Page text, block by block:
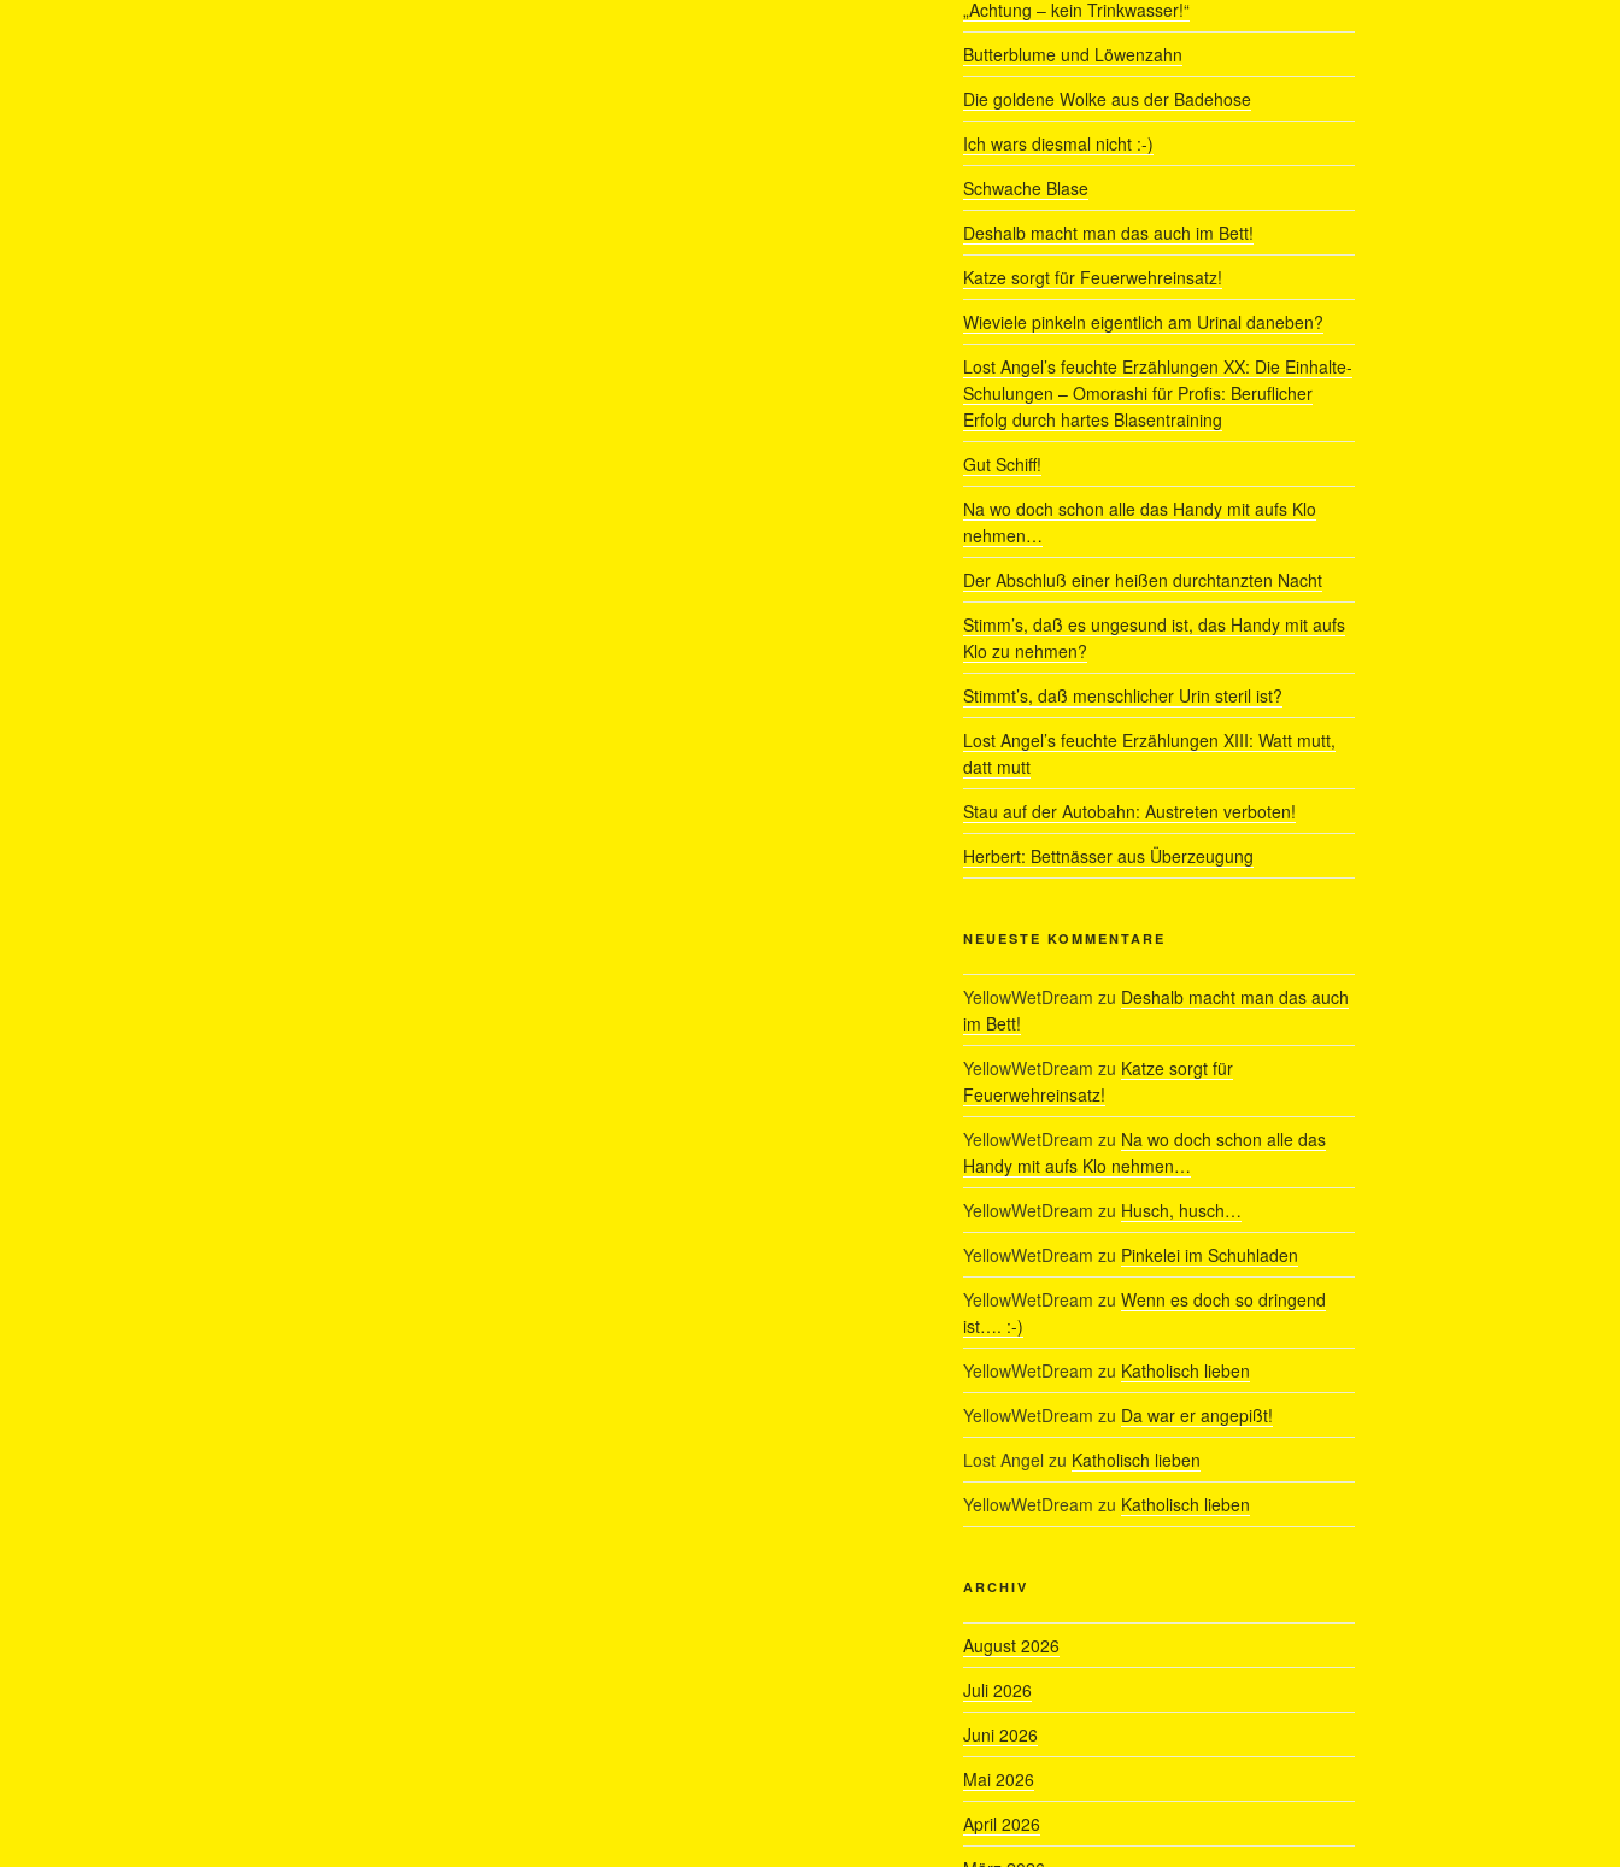
„Achtung – kein Trinkwasser!“
Butterblume und Löwenzahn
Die goldene Wolke aus der Badehose
Ich wars diesmal nicht :-)
Schwache Blase
Deshalb macht man das auch im Bett!
Katze sorgt für Feuerwehreinsatz!
Wieviele pinkeln eigentlich am Urinal daneben?
Lost Angel’s feuchte Erzählungen XX: Die Einhalte-
Schulungen – Omorashi für Profis: Beruflicher
Erfolg durch hartes Blasentraining
Gut Schiff!
Na wo doch schon alle das Handy mit aufs Klo
nehmen…
Der Abschluß einer heißen durchtanzten Nacht
Stimm’s, daß es ungesund ist, das Handy mit aufs
Klo zu nehmen?
Stimmt’s, daß menschlicher Urin steril ist?
Lost Angel’s feuchte Erzählungen XIII: Watt mutt,
datt mutt
Stau auf der Autobahn: Austreten verboten!
Herbert: Bettnässer aus Überzeugung
NEUESTE KOMMENTARE
YellowWetDream zu Deshalb macht man das auch
im Bett!
YellowWetDream zu Katze sorgt für
Feuerwehreinsatz!
YellowWetDream zu Na wo doch schon alle das
Handy mit aufs Klo nehmen…
YellowWetDream zu Husch, husch…
YellowWetDream zu Pinkelei im Schuhladen
YellowWetDream zu Wenn es doch so dringend
ist…. :-)
YellowWetDream zu Katholisch lieben
YellowWetDream zu Da war er angepißt!
Lost Angel zu Katholisch lieben
YellowWetDream zu Katholisch lieben
ARCHIV
August 2026
Juli 2026
Juni 2026
Mai 2026
April 2026